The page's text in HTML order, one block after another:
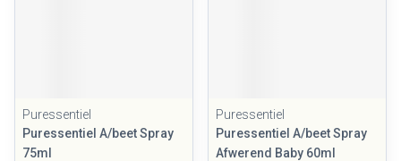
Puressentiel
Puressentiel A/beet Spray
75ml
Puressentiel
Puressentiel A/beet Spray
Afwerend Baby 60ml